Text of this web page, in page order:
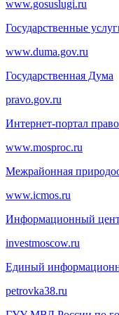
www.gosuslugi.ru
Государственные
www.duma.gov.ru
Государственная Дума
pravo.gov.ru
Интернет-портал
www.mosproc.ru
Межрайонная
www.icmos.ru
Информационный
investmoscow.ru
Единый
petrovka38.ru